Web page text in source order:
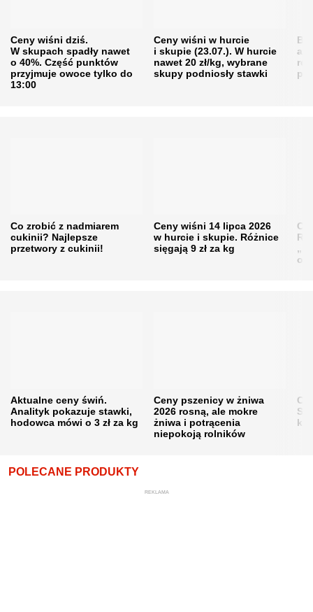
Ceny wiśni dziś.
W skupach spadły nawet
o 40%. Część punktów
przyjmuje owoce tylko do
13:00
Ceny wiśni w hurcie
i skupie (23.07.). W hurcie
nawet 20 zł/kg, wybrane
skupy podniosły stawki
Co zrobić z nadmiarem
cukinii? Najlepsze
przetwory z cukinii!
Ceny wiśni 14 lipca 2026
w hurcie i skupie. Różnice
sięgają 9 zł za kg
Aktualne ceny świń.
Analityk pokazuje stawki,
hodowca mówi o 3 zł za kg
Ceny pszenicy w żniwa
2026 rosną, ale mokre
żniwa i potrącenia
niepokoją rolników
POLECANE PRODUKTY
REKLAMA